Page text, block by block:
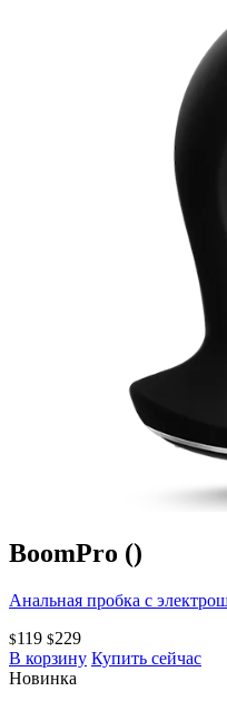
BoomPro ()
Анальная пробка с
$119 $229
В корзину Купить сейчас
Новинка